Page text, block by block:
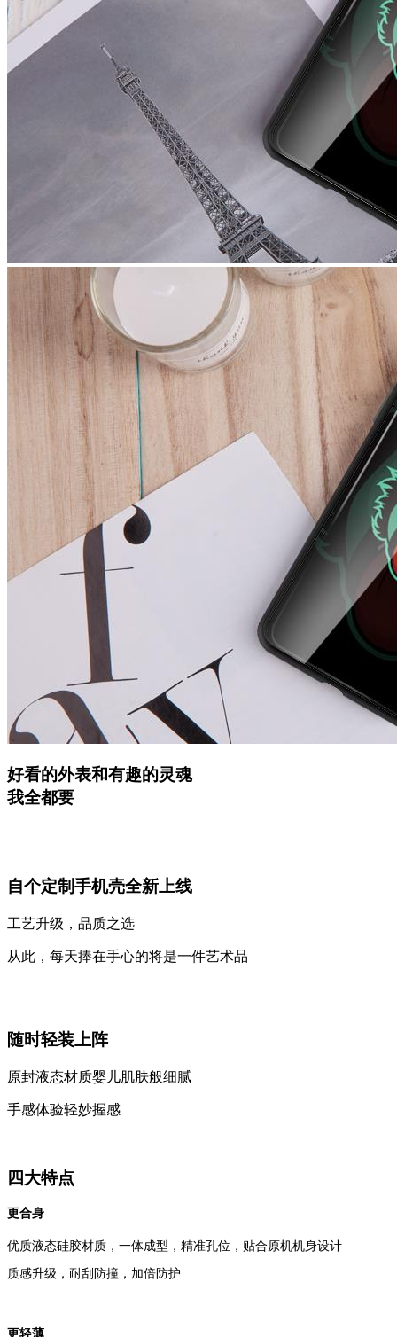
好看的外表和有趣的灵魂
我全都要
自个定制手机壳全新上线
工艺升级，品质之选
从此，每天捧在手心的将是一件艺术品
随时轻装上阵
原封液态材质婴儿肌肤般细腻
手感体验轻妙握感
四大特点